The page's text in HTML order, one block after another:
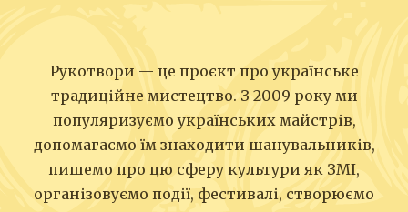
Рукотвори — це проєкт про українське
традиційне мистецтво. З 2009 року ми
популяризуємо українських майстрів,
допомагаємо їм знаходити шанувальників,
пишемо про цю сферу культури як ЗМІ,
організовуємо події, фестивалі, створюємо